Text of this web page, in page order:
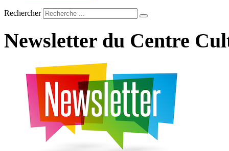
Rechercher
Newsletter du Centre